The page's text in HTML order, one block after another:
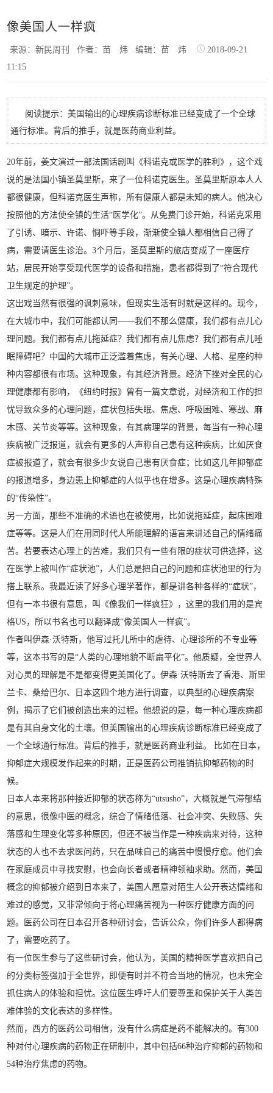
像美国人一样疯
来源：新民周刊作者：苗 炜 编辑：苗 炜
2018-09-21
11:15
阅读提示：美国输出的心理疾病诊断标准已经变成了一个全球
通行标准。背后的推手，就是医药商业利益。
20年前，姜文演过一部法国话剧叫《科诺克或医学的胜利》，这个戏
说的是法国小镇圣莫里斯，来了一位科诺克医生。圣莫里斯原本人人
都很健康，但科诺克医生声称，所有健康人都是未知的病人。他决心
按照他的方法使全镇的生活“医学化”。从免费门诊开始，科诺克采用
了引诱、暗示、许诺、恫吓等手段，渐渐使全镇人都相信自己得了
病，需要请医生诊治。3个月后，圣莫里斯的旅店变成了一座医疗
站，居民开始享受现代医学的设备和措施，患者都得到了“符合现代
卫生规定的护理”。
这出戏当然有很强的讽刺意味，但现实生活有时就是这样的。现今，
在大城市中，我们可能都认同——我们不那么健康，我们都有点儿心
理问题。我们都有点儿拖延症？我们都有点儿焦虑？我们都有点儿睡
眠障碍吧？中国的大城市正泛滥着焦虑，有关心理、人格、星座的种
种内容都很有市场。这种现象，有其经济背景。经济下挫对全民的心
理健康都有影响，《纽约时报》曾有一篇文章说，对经济和工作的担
忧导致众多的心理问题，症状包括失眠、焦虑、呼吸困难、寒战、麻
木感、关节炎等等。这种现象，有其病理学的背景，每当有一种心理
疾病被广泛报道，就会有更多的人声称自己患有这种疾病，比如厌食
症被报道了，就会有很多少女说自己患有厌食症；比如这几年抑郁症
的报道增多，身边患上抑郁症的人似乎也在增多。这是心理疾病特殊
的“传染性”。
另一方面，那些不准确的术语也在被使用，比如说拖延症，起床困难
症等等。这是人们在用同时代人所能理解的语言来讲述自己的情绪痛
苦。若要表达心理上的苦难，我们只有一些有限的症状可供选择，这
在医学上被叫作“症状池”，人们总是把自己的问题和症状池里的行为
搭上联系。我最近读了好多心理学著作，都是讲各种各样的“症状”，
但有一本书很有意思，叫《像我们一样疯狂》，这里的我们用的是宾
格US，所以书名也可以翻译成“像美国人一样疯”。
作者叫伊森·沃特斯，他写过托儿所中的虐待、心理诊所的不专业等
等，这本书写的是“人类的心理地貌不断扁平化”。他质疑，全世界人
对心灵的理解是不是都变得更美国化了。伊森·沃特斯去了香港、斯里
兰卡、桑给巴尔、日本这四个地方进行调查，以典型的心理疾病案
例，揭示了它们被创造出来的过程。他想说的是，每一种心理疾病都
是有其自身文化的土壤。但美国输出的心理疾病诊断标准已经变成了
一个全球通行标准。背后的推手，就是医药商业利益。 比如在日本，
抑郁症大规模发作起来的时期，正是医药公司推销抗抑郁药物的时
候。
日本人本来将那种接近抑郁的状态称为“utsusho”，大概就是气滞郁结
的意思，很像中医的概念，综合了情绪低落、社会冲突、失败感、失
落感和生理变化等多种原因，但还不被当作是一种疾病来对待，这种
状态的人也不去求医问药，只在品味自己的痛苦中慢慢疗愈。他们会
在家庭成员中寻找安慰，也会向长者或者精神领袖求助。然而，美国
概念的抑郁被介绍到日本来了，美国人愿意对陌生人公开表达情绪和
难过的感觉，又非常倾向于将心理痛苦视为一种医疗健康方面的问
题。医药公司在日本召开各种研讨会，告诉公众，你们许多人都得病
了，需要吃药了。
有一位医生参与了这些研讨会，他认为，美国的精神医学喜欢把自己
的分类标签强加于全世界，即便有时并不符合当地的情况，也未完全
抓住病人的体验和担忧。这位医生呼吁人们要尊重和保护关于人类苦
难体验的文化表达的多样性。
然而，西方的医药公司相信，没有什么病症是药不能解决的。有300
种对付心理疾病的药物正在研制中，其中包括66种治疗抑郁的药物和
54种治疗焦虑的药物。